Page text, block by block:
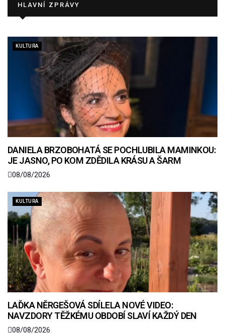
HLAVNÍ ZPRÁVY
KULTURA
DANIELA BRZOBOHATÁ SE POCHLUBILA MAMINKOU:
JE JASNO, PO KOM ZDĚDILA KRÁSU A ŠARM
08/08/2026
KULTURA
LAĎKA NĚRGEŠOVÁ SDÍLELA NOVÉ VIDEO:
NAVZDORY TĚŽKÉMU OBDOBÍ SLAVÍ KAŽDÝ DEN
08/08/2026